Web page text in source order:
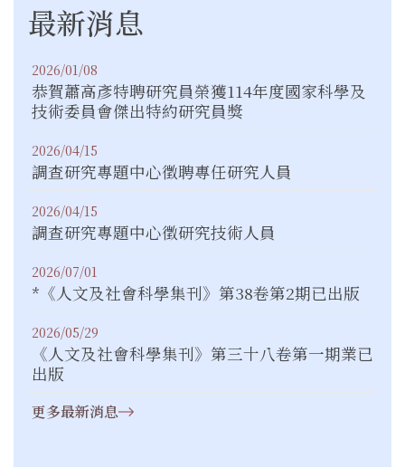
最新消息
2026/01/08
恭賀蕭高彥特聘研究員榮獲114年度國家科學及
技術委員會傑出特約研究員獎
2026/04/15
調查研究專題中心徵聘專任研究人員
2026/04/15
調查研究專題中心徵研究技術人員
2026/07/01
*《人文及社會科學集刊》第38卷第2期已出版
2026/05/29
《人文及社會科學集刊》第三十八卷第一期業已
出版
更多最新消息